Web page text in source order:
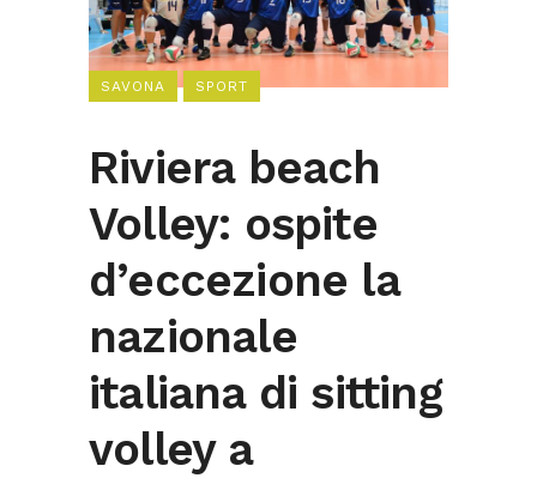
SAVONA SPORT
Riviera beach
Volley: ospite
d’eccezione la
nazionale
italiana di sitting
volley a